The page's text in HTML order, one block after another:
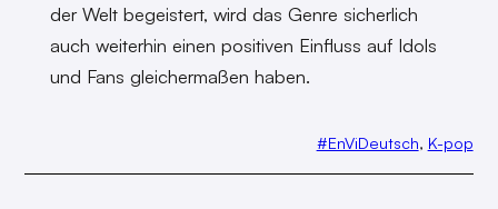
der Welt begeistert, wird das Genre sicherlich
auch weiterhin einen positiven Einfluss auf Idols
und Fans gleichermaßen haben.
#EnViDeutsch, K-pop